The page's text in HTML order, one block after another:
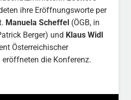
ihre Eröffnungsworte per
Manuela Scheffel (ÖGB, in
Berger) und Klaus Widl
Österreichischer
eröffneten die Konferenz.